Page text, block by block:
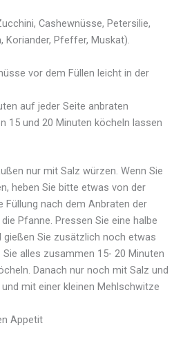
Cashewnüsse, Petersilie,
Koriander, Pfeffer, Muskat).
vor dem Füllen leicht in der
auf jeder Seite anbraten
15 und 20 Minuten köcheln lassen
nur mit Salz würzen. Wenn Sie
heben Sie bitte etwas von der
Füllung nach dem Anbraten der
Pfanne. Pressen Sie eine halbe
gießen Sie zusätzlich noch etwas
alles zusammen 15- 20 Minuten
Danach nur noch mit Salz und
mit einer kleinen Mehlschwitze
Appetit